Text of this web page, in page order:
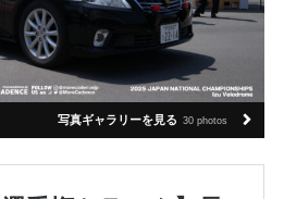
写真ギャラリーを見る 30 photos